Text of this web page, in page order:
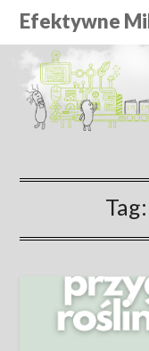
Efektywne
Tag: